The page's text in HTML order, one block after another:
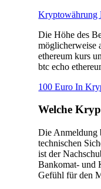
Kryptowährung
Die Höhe des
möglicherweise
ethereum kurs
btc echo
100 Euro In
Welche
Die Anmeldung
technischen
ist der
Bankomat- und
Gefühl für den